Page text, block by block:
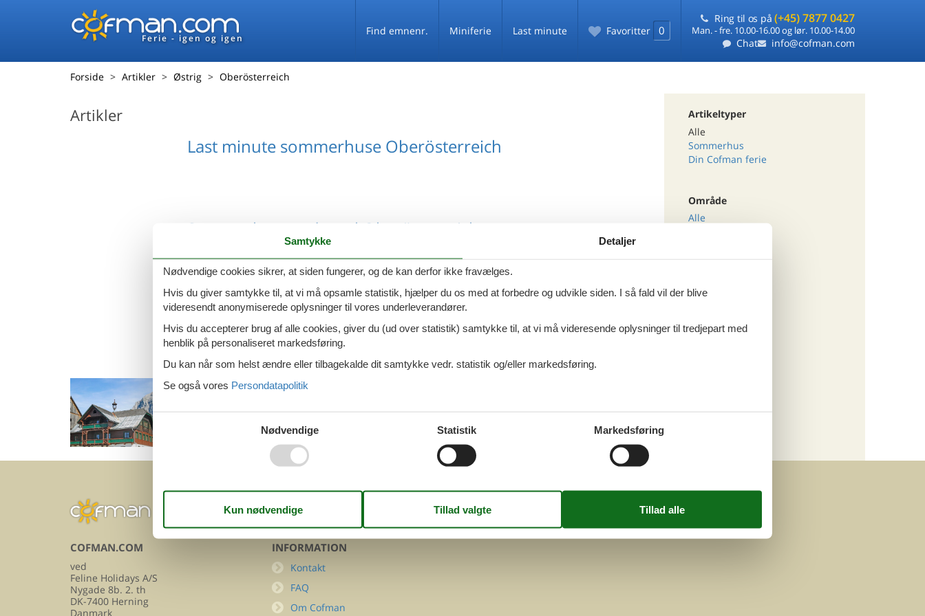
Ferie - igen og igen
Find emnenr. Miniferie Last minute Favoritter 0
Ring til os på (+45) 7877 0427
Man. - fre. 10.00-16.00 og lør. 10.00-14.00
Chat info@cofman.com
Forside Artikler Østrig Oberösterreich
Artikler
Last minute sommerhuse Oberösterreich
Sommerhus med pool Oberösterreich
Sommerhus Oberösterreich med hund
Sommerhus i Oberösterreich
Artikeltyper
Alle
Sommerhus
Din Cofman ferie
Område
Alle
Tema
Last minute
COFMAN.COM
ved
Feline Holidays A/S
Nygade 8b. 2. th
DK-7400 Herning
Danmark
INFORMATION
Kontakt
FAQ
Om Cofman
FØLG OS PÅ
Facebook Instagram
Samtykke Detaljer
Nødvendige cookies sikrer, at siden fungerer, og de kan derfor ikke fravælges.
Hvis du giver samtykke til, at vi må opsamle statistik, hjælper du os med at forbedre og udvikle siden. I så fald vil der blive
videresendt anonymiserede oplysninger til vores underleverandører.
Hvis du accepterer brug af alle cookies, giver du (ud over statistik) samtykke til, at vi må videresende oplysninger til tredjepart med
henblik på personaliseret markedsføring.
Du kan når som helst ændre eller tilbagekalde dit samtykke vedr. statistik og/eller markedsføring.
Se også vores Persondatapolitik
Nødvendige Statistik Markedsføring